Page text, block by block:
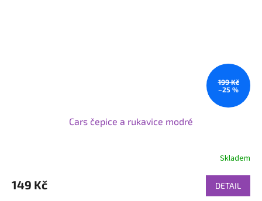
199 Kč
–25 %
Cars čepice a rukavice modré
Skladem
149 Kč DETAIL